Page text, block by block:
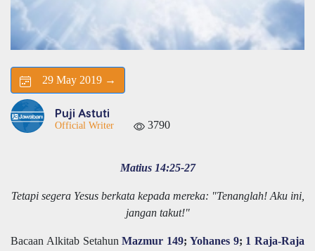
29 May 2019 →
Puji Astuti
Official Writer 3790
Matius 14:25-27
Tetapi segera Yesus berkata kepada mereka: "Tenanglah! Aku ini,
jangan takut!"
Bacaan Alkitab Setahun Mazmur 149; Yohanes 9; 1 Raja-Raja